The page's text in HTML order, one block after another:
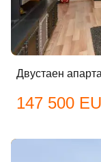
Добре
Двустаен
147 500